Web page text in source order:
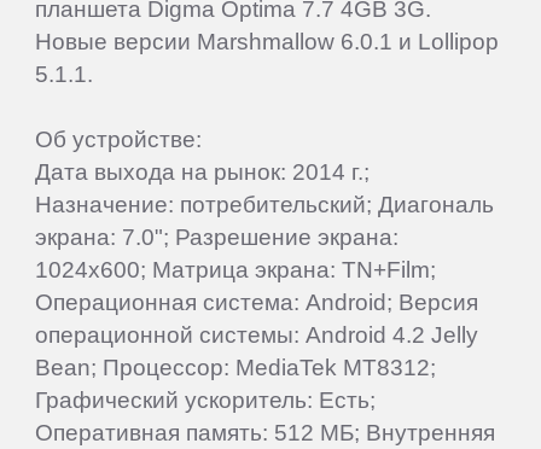
планшета Digma Optima 7.7 4GB 3G.
Новые версии Marshmallow 6.0.1 и Lollipop
5.1.1.
Об устройстве:
Дата выхода на рынок: 2014 г.;
Назначение: потребительский; Диагональ
экрана: 7.0"; Разрешение экрана:
1024x600; Матрица экрана: TN+Film;
Операционная система: Android; Версия
операционной системы: Android 4.2 Jelly
Bean; Процессор: MediaTek MT8312;
Графический ускоритель: Есть;
Оперативная память: 512 МБ; Внутренняя
Vertex
Wileyfox
Xiaomi
Yota
Zopo